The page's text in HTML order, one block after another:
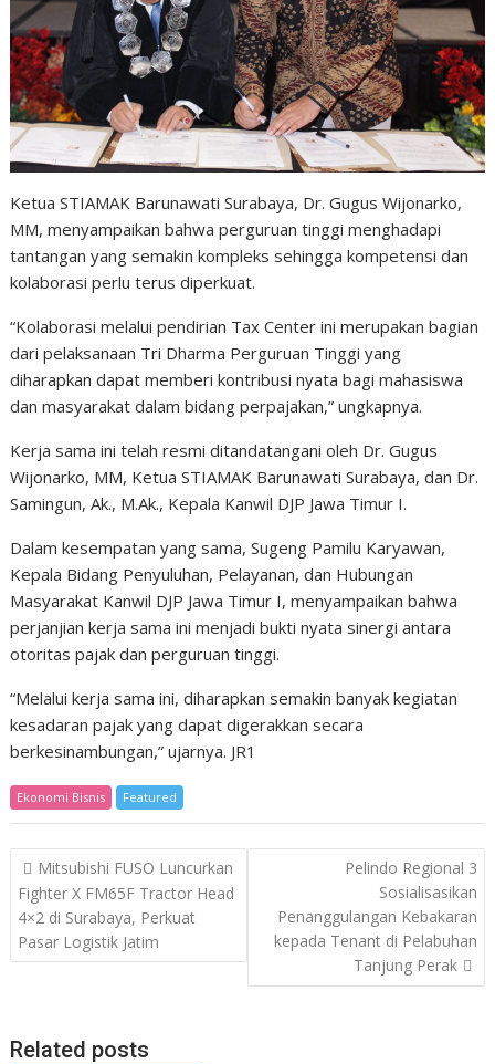
Ketua STIAMAK Barunawati Surabaya, Dr. Gugus Wijonarko,
MM, menyampaikan bahwa perguruan tinggi menghadapi
tantangan yang semakin kompleks sehingga kompetensi dan
kolaborasi perlu terus diperkuat.
“Kolaborasi melalui pendirian Tax Center ini merupakan bagian
dari pelaksanaan Tri Dharma Perguruan Tinggi yang
diharapkan dapat memberi kontribusi nyata bagi mahasiswa
dan masyarakat dalam bidang perpajakan,” ungkapnya.
Kerja sama ini telah resmi ditandatangani oleh Dr. Gugus
Wijonarko, MM, Ketua STIAMAK Barunawati Surabaya, dan Dr.
Samingun, Ak., M.Ak., Kepala Kanwil DJP Jawa Timur I.
Dalam kesempatan yang sama, Sugeng Pamilu Karyawan,
Kepala Bidang Penyuluhan, Pelayanan, dan Hubungan
Masyarakat Kanwil DJP Jawa Timur I, menyampaikan bahwa
perjanjian kerja sama ini menjadi bukti nyata sinergi antara
otoritas pajak dan perguruan tinggi.
“Melalui kerja sama ini, diharapkan semakin banyak kegiatan
kesadaran pajak yang dapat digerakkan secara
berkesinambungan,” ujarnya. JR1
Ekonomi Bisnis Featured
Post
navigation
Mitsubishi FUSO Luncurkan
Fighter X FM65F Tractor Head
4×2 di Surabaya, Perkuat
Pasar Logistik Jatim
Pelindo Regional 3
Sosialisasikan
Penanggulangan Kebakaran
kepada Tenant di Pelabuhan
Tanjung Perak
Related posts